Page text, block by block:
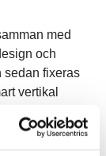
med
och
sedan fixeras
vertikal
att ta extra
med fem